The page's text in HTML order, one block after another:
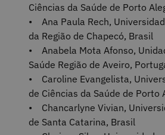
Ciências da Saúde de Porto
• Ana Paula Rech,
da Região de Chapecó, Brasil
• Anabela Mota Afonso,
Saúde Região de Aveiro,
• Caroline Evangelista,
de Ciências da Saúde de Porto
• Chancarlyne Vivian,
de Santa Catarina, Brasil